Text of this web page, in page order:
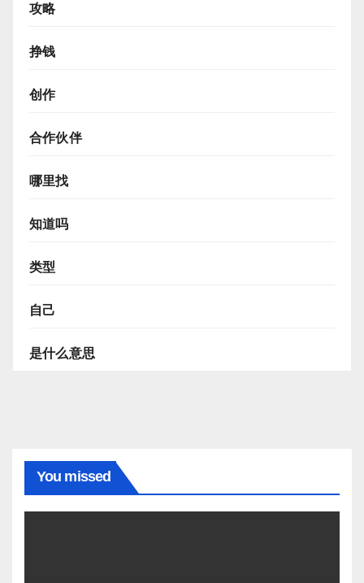
攻略
挣钱
创作
合作伙伴
哪里找
知道吗
类型
自己
是什么意思
You missed